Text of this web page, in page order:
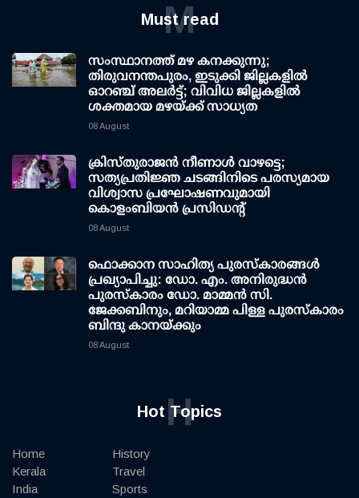
Must read
M
സംസ്ഥാനത്ത് മഴ കനക്കുന്നു;
തിരുവനന്തപുരം, ഇടുക്കി ജില്ലകളിൽ
ഓറഞ്ച് അലർട്ട്; വിവിധ ജില്ലകളിൽ
ശക്തമായ മഴയ്ക്ക് സാധ്യത
08 August
ക്രിസ്തുരാജൻ നീണാൾ വാഴട്ടെ;
സത്യപ്രതിജ്ഞ ചടങ്ങിനിടെ പരസ്യമായ
വിശ്വാസ പ്രഘോഷണവുമായി
കൊളംബിയൻ പ്രസിഡന്റ്
08 August
ഫൊക്കാന സാഹിത്യ പുരസ്‌കാരങ്ങള്‍
പ്രഖ്യാപിച്ചു: ഡോ. എം. അനിരുദ്ധന്‍
പുരസ്‌കാരം ഡോ. മാമ്മന്‍ സി.
ജേക്കബിനും, മറിയാമ്മ പിള്ള പുരസ്‌കാരം
ബിന്ദു കാനയ്ക്കും
08 August
Hot Topics
H
Home
Kerala
India
History
Travel
Sports